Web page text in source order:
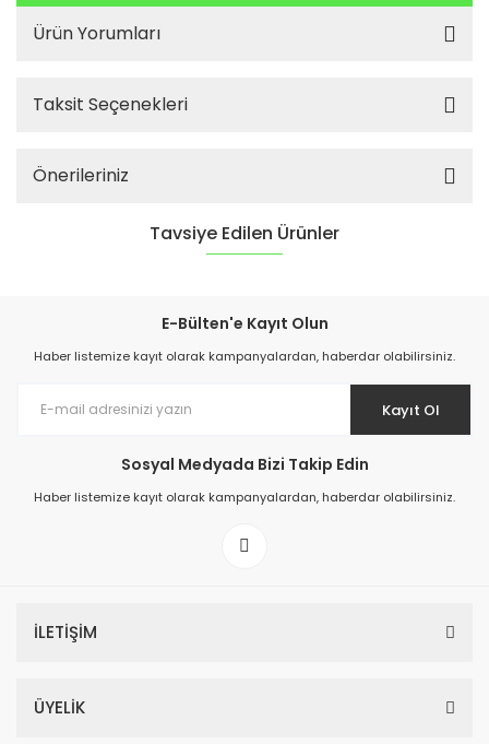
Ürün Yorumları
Taksit Seçenekleri
Önerileriniz
Tavsiye Edilen Ürünler
E-Bülten'e Kayıt Olun
Haber listemize kayıt olarak kampanyalardan, haberdar olabilirsiniz.
Kayıt Ol
Sosyal Medyada Bizi Takip Edin
Haber listemize kayıt olarak kampanyalardan, haberdar olabilirsiniz.
İLETİŞİM
ÜYELİK